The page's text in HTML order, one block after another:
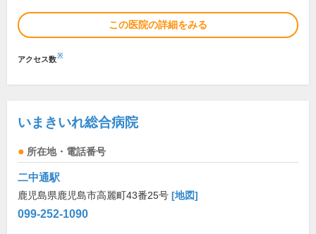
この医院の詳細をみる
アクセス数※
いまきいれ総合病院
所在地・電話番号
二中通駅
鹿児島県鹿児島市高麗町43番25号 [地図]
099-252-1090